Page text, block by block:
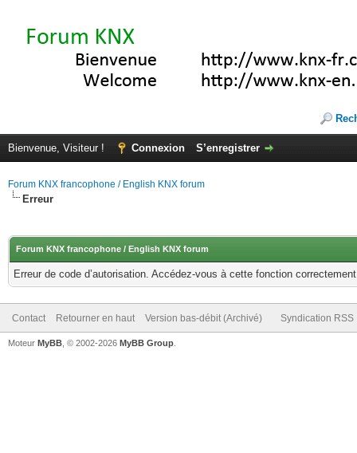
Bienvenue, Visiteur ! Connexion S’enregistrer
Forum KNX francophone / English KNX forum
Erreur
Forum KNX francophone / English KNX forum
Erreur de code d’autorisation. Accédez-vous à cette fonction
Contact Retourner en haut Version bas-débit (Archivé) Syndication RSS
Moteur MyBB , © 2002-2026 MyBB Group